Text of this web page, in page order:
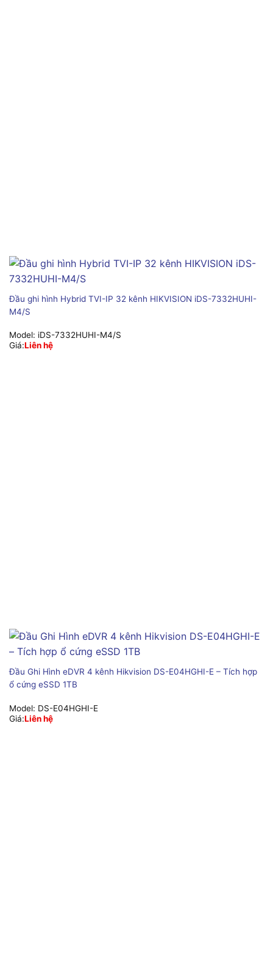
Đầu ghi hình Hybrid TVI-IP 32 kênh HIKVISION iDS-7332HUHI-
M4/S
Model: iDS-7332HUHI-M4/S
Giá:Liên hệ
Đầu Ghi Hình eDVR 4 kênh Hikvision DS-E04HGHI-E – Tích hợp
ổ cứng eSSD 1TB
Model: DS-E04HGHI-E
Giá:Liên hệ